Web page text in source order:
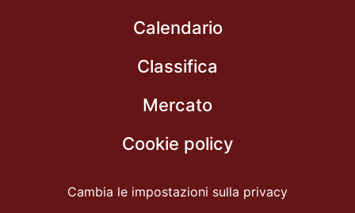
Calendario
Classifica
Mercato
Cookie policy
Cambia le impostazioni sulla privacy